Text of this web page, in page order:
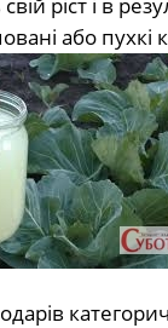
або пухкі